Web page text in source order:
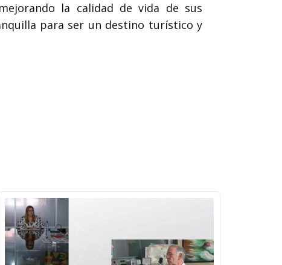
la calidad de vida de sus
para ser un destino turístico y